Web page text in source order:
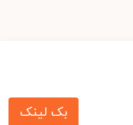
بک لینک